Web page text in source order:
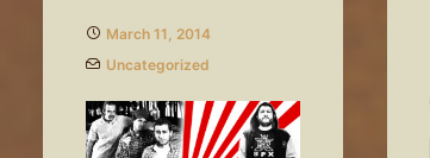
March 11, 2014
Uncategorized